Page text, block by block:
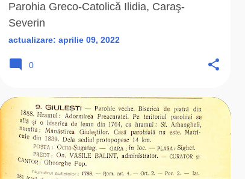
Parohia Greco-Catolică Ilidia, Caraş-
Severin
actualizare: aprilie 09, 2022
0
DUNCA GHEORGHE EPARHIA DE MARAMUREŞ I